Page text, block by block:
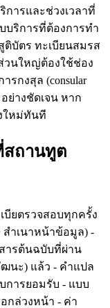
การและช่วงเวลาที่
บริการที่ต้องการทำ
ติบัตร ทะเบียนสมรส
วนใหญ่ต้องใช้ช่อง
ารกงสุล (consular
อย่างชัดเจน หาก
ใหม่ทันที
สถานทูต
บียตรวจสอบทุกครั้ง
สำเนาหน้าข้อมูล) -
ารต้นฉบับที่ผ่าน
ฒนะ) แล้ว - คำแปล
การยอมรับ - แบบ
กล่วงหน้า - ค่า